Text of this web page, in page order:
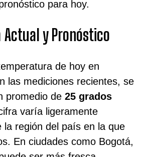
para hoy.
y Pronóstico
de hoy en
las mediciones recientes, se
promedio de 25 grados
varía ligeramente
la región del país en la que
En ciudades como Bogotá,